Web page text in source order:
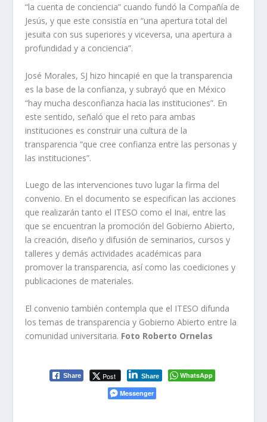
“la cuenta de conciencia” cuando fundó la Compañía de
Jesús, y que este consistía en “una apertura total del
jesuita con sus superiores y viceversa, una apertura a
profundidad y a conciencia”.
José Morales, SJ hizo hincapié en que la transparencia
es la base de la confianza, y subrayó que en México
“hay mucha desconfianza hacia las instituciones”. En
este sentido, señaló que el reto para ambas
instituciones es construir una cultura de la
transparencia “que cree confianza entre las personas y
las instituciones”.
Luego de las intervenciones tuvo lugar la firma del
convenio. En el documento se especifican las acciones
que realizarán tanto el ITESO como el Inai, entre las
que se encuentran la promoción del Gobierno Abierto,
la creación, diseño y difusión de seminarios, cursos y
talleres y demás actividades académicas para
promover la transparencia, así como las coediciones y
publicaciones de materiales.
El convenio también contempla que el ITESO difunda
los temas de transparencia y Gobierno Abierto entre la
comunidad universitaria. Foto Roberto Ornelas
Share Post Share
WhatsApp
Messenger